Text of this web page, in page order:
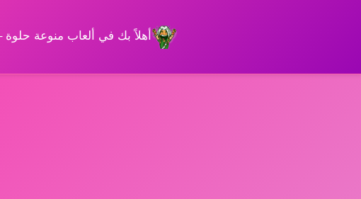
أهلاً بك في ألعاب منوعة